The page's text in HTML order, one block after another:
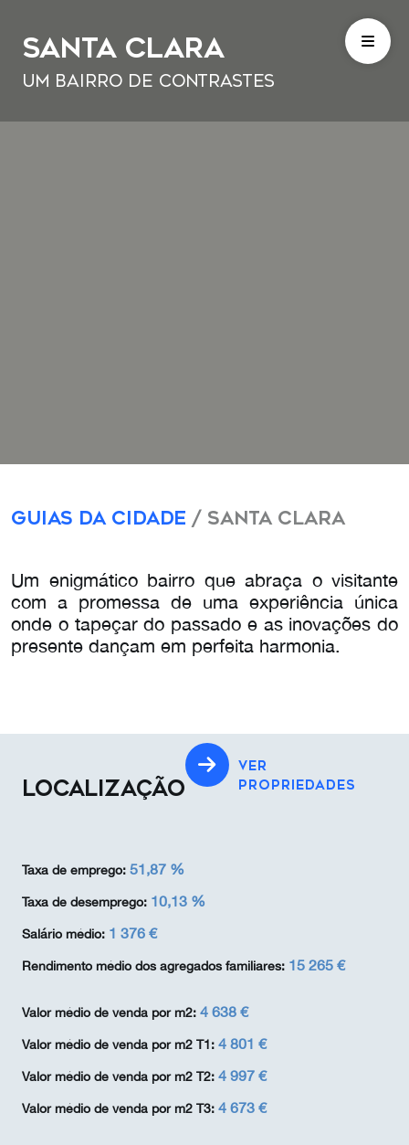
Santa Clara
Um bairro de contrastes
Guias da Cidade / Santa Clara
Um enigmático bairro que abraça o visitante
com a promessa de uma experiência única
onde o tapeçar do passado e as inovações do
presente dançam em perfeita harmonia.
LOCALIZAÇÃO
VER
PROPRIEDADES
Taxa de emprego: 51,87 %
Taxa de desemprego: 10,13 %
Salário médio: 1 376 €
Rendimento médio dos agregados familiares: 15 265 €
Valor médio de venda por m2: 4 638 €
Valor médio de venda por m2 T1: 4 801 €
Valor médio de venda por m2 T2: 4 997 €
Valor médio de venda por m2 T3: 4 673 €